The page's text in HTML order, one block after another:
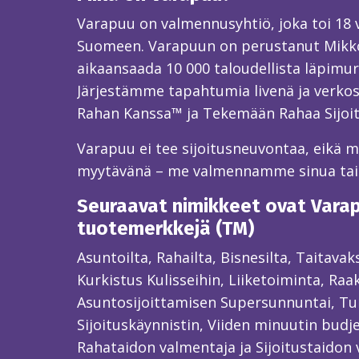
Varapuu on valmennusyhtiö, joka toi
Suomeen. Varapuun on perustanut
aikaansaada 10 000 taloudellista
Järjestämme tapahtumia livenä ja
Rahan Kanssa™ ja Tekemään Rahaa
Varapuu ei tee sijoitusneuvontaa, eikä
myytävänä – me valmennamme sinua
Seuraavat nimikkeet ovat
tuotemerkkejä (TM)
Asuntoilta, Rahailta, Bisnesilta,
Kurkistus Kulisseihin, Liiketoiminta,
Asuntosijoittamisen Supersunnuntai,
Sijoituskäynnistin, Viiden minuutin
Rahataidon valmentaja ja Sijoitustaidon